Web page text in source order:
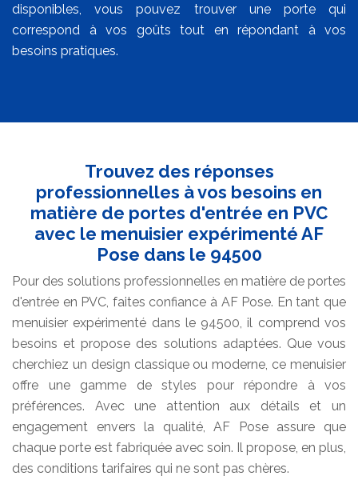
disponibles, vous pouvez trouver une porte qui
correspond à vos goûts tout en répondant à vos
besoins pratiques.
Trouvez des réponses
professionnelles à vos besoins en
matière de portes d'entrée en PVC
avec le menuisier expérimenté AF
Pose dans le 94500
Pour des solutions professionnelles en matière de portes
d'entrée en PVC, faites confiance à AF Pose. En tant que
menuisier expérimenté dans le 94500, il comprend vos
besoins et propose des solutions adaptées. Que vous
cherchiez un design classique ou moderne, ce menuisier
offre une gamme de styles pour répondre à vos
préférences. Avec une attention aux détails et un
engagement envers la qualité, AF Pose assure que
chaque porte est fabriquée avec soin. Il propose, en plus,
des conditions tarifaires qui ne sont pas chères.